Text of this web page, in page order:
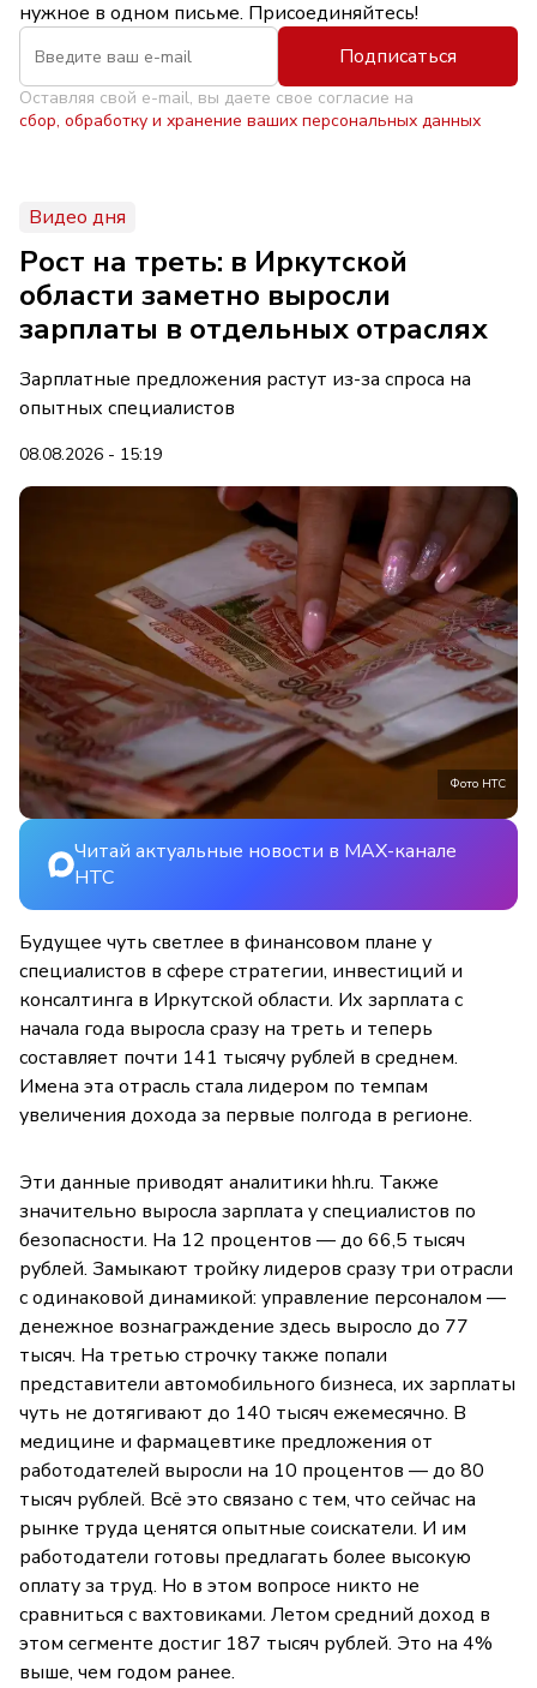
нужное в одном письме. Присоединяйтесь!
Подписаться
Оставляя свой e-mail, вы даете свое согласие на
сбор, обработку и хранение ваших персональных данных
Видео дня
Рост на треть: в Иркутской
области заметно выросли
зарплаты в отдельных отраслях
Зарплатные предложения растут из-за спроса на
опытных специалистов
08.08.2026 - 15:19
Фото НТС
Читай актуальные новости в MAX-канале
НТС
Будущее чуть светлее в финансовом плане у
специалистов в сфере стратегии, инвестиций и
консалтинга в Иркутской области. Их зарплата с
начала года выросла сразу на треть и теперь
составляет почти 141 тысячу рублей в среднем.
Имена эта отрасль стала лидером по темпам
увеличения дохода за первые полгода в регионе.
Эти данные приводят аналитики hh.ru. Также
значительно выросла зарплата у специалистов по
безопасности. На 12 процентов — до 66,5 тысяч
рублей. Замыкают тройку лидеров сразу три отрасли
с одинаковой динамикой: управление персоналом —
денежное вознаграждение здесь выросло до 77
тысяч. На третью строчку также попали
представители автомобильного бизнеса, их зарплаты
чуть не дотягивают до 140 тысяч ежемесячно. В
медицине и фармацевтике предложения от
работодателей выросли на 10 процентов — до 80
тысяч рублей. Всё это связано с тем, что сейчас на
рынке труда ценятся опытные соискатели. И им
работодатели готовы предлагать более высокую
оплату за труд. Но в этом вопросе никто не
сравниться с вахтовиками. Летом средний доход в
этом сегменте достиг 187 тысяч рублей. Это на 4%
выше, чем годом ранее.